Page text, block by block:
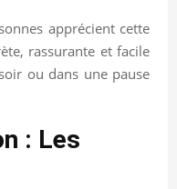
apprécient cette
rassurante et facile
ou dans une pause
: Les